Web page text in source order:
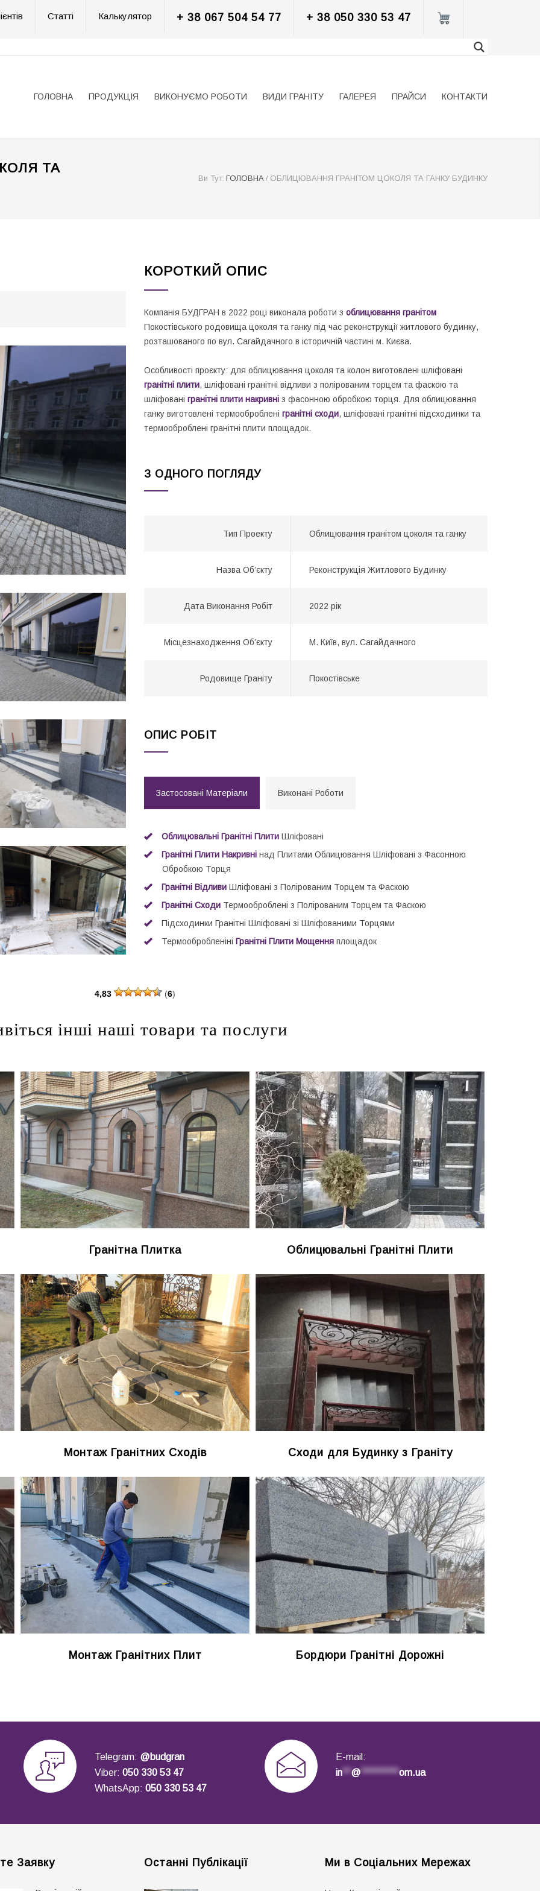
Статті Калькулятор + 38 067 504 54 77 + 38 050 330 53 47
ГОЛОВНА ПРОДУКЦІЯ ВИКОНУЄМО РОБОТИ ВИДИ ГРАНІТУ ГАЛЕРЕЯ ПРАЙСИ КОНТАКТИ
ТА
Ви Тут: ГОЛОВНА / ОБЛИЦЮВАННЯ ГРАНІТОМ ЦОКОЛЯ ТА ГАНКУ БУДИНКУ
КОРОТКИЙ ОПИС
Компанія БУДГРАН в 2022 році виконала роботи з облицювання гранітом
Покостівського родовища цоколя та ганку під час реконструкції житлового будинку,
розташованого по вул. Сагайдачного в історичній частині м. Києва.
Особливості проєкту: для облицювання цоколя та колон виготовлені шліфовані
гранітні плити, шліфовані гранітні відливи з полірованим торцем та фаскою та
шліфовані гранітні плити накривні з фасонною обробкою торця. Для облицювання
ганку виготовлені термооброблені гранітні сходи, шліфовані гранітні підсходинки та
термооброблені гранітні плити площадок.
З ОДНОГО ПОГЛЯДУ
Тип Проекту Облицювання гранітом цоколя та ганку
Назва Об’єкту Реконструкція Житлового Будинку
Дата Виконання Робіт 2022 рік
Місцезнаходження Об’єкту М. Київ, вул. Сагайдачного
Родовище Граніту Покостівське
ОПИС РОБІТ
Застосовані Матеріали Виконані Роботи
Облицювальні Гранітні Плити Шліфовані
Гранітні Плити Накривні над Плитами Облицювання Шліфовані з Фасонною
Обробкою Торця
Гранітні Відливи Шліфовані з Полірованим Торцем та Фаскою
Гранітні Сходи Термооброблені з Полірованим Торцем та Фаскою
Підсходинки Гранітні Шліфовані зі Шліфованими Торцями
Термообробленіні Гранітні Плити Мощення площадок
4,83 (6)
інші наші товари та послуги
Гранітна Плитка Облицювальні Гранітні Плити
Монтаж Гранітних Сходів Сходи для Будинку з Граніту
Монтаж Гранітних Плит Бордюри Гранітні Дорожні
Telegram: @budgran
Viber: 050 330 53 47
WhatsApp: 050 330 53 47
E-mail:
in**@*********om.ua
Заявку Останні Публікації Ми в Соціальних Мережах